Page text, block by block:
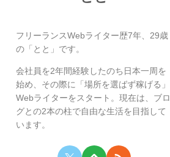
フリーランスWebライター歴7年、29歳
の「とと」です。
会社員を2年間経験したのち日本一周を
始め、その際に「場所を選ばず稼げる」
Webライターをスタート。現在は、ブロ
グとの2本の柱で自由な生活を目指して
います。